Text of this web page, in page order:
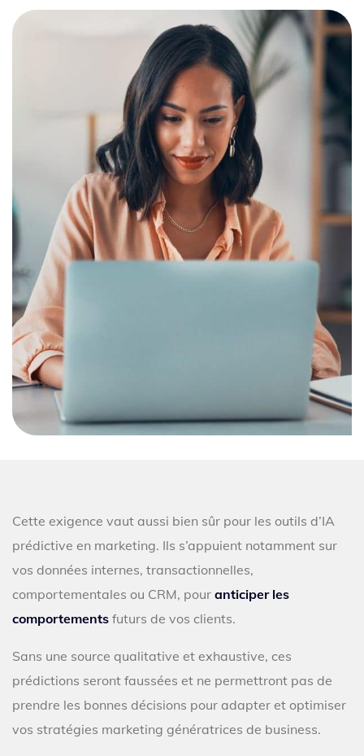
Cette exigence vaut aussi bien sûr pour les outils d’IA
prédictive en marketing. Ils s’appuient notamment sur
vos données internes, transactionnelles,
comportementales ou CRM, pour anticiper les
comportements futurs de vos clients.
Sans une source qualitative et exhaustive, ces
prédictions seront faussées et ne permettront pas de
prendre les bonnes décisions pour adapter et optimiser
vos stratégies marketing génératrices de business.